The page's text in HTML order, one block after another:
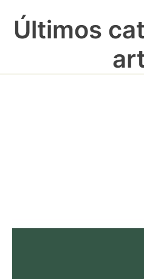
Últimos